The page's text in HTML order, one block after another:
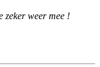
zeker weer mee !